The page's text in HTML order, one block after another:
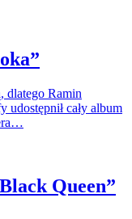
dlatego Ramin
cały album
Queen”